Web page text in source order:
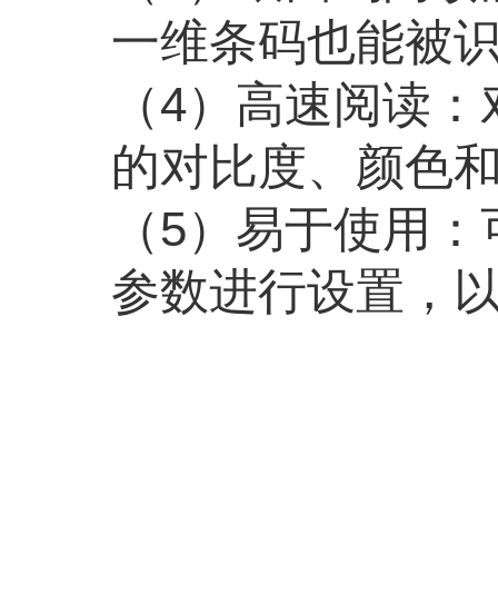
一维条码也能被
（4）高速阅读
的对比度、颜色
（5）易于使用
参数进行设置，